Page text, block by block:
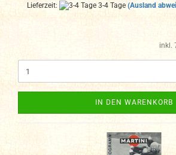
Lieferzeit:
3-4 Tage (Ausland
inkl.
IN DEN WARENKORB